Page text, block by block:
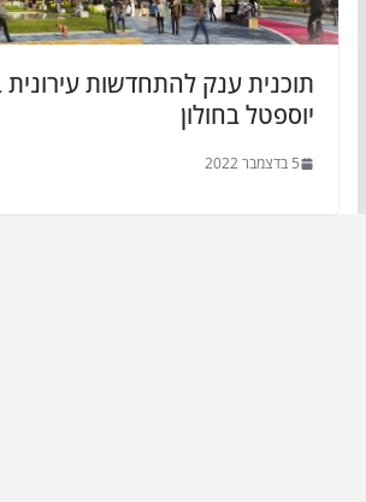
תוכנית ענק להתחדשות עירונית
יוספטל בחולון
5 בדצמבר 2022